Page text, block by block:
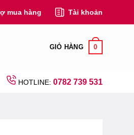
mua hàng Tài khoản
GIỎ HÀNG 0
HOTLINE: 0782 739 531